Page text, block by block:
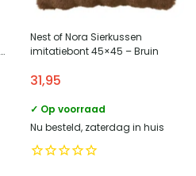
Nest of Nora Sierkussen
imitatiebont 45×45 – Bruin
31,95
✓ Op voorraad
Nu besteld, zaterdag in huis